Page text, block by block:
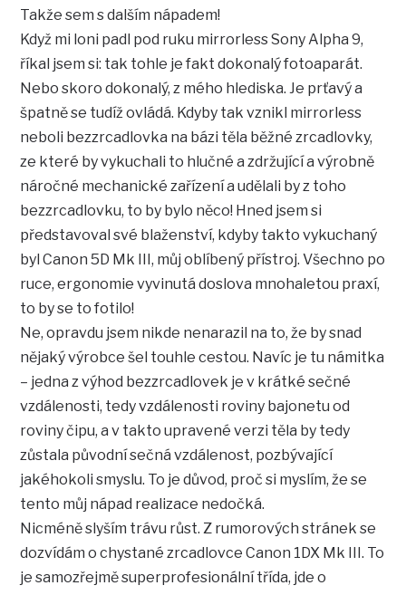
Takže sem s dalším nápadem!
Když mi loni padl pod ruku mirrorless Sony Alpha 9,
říkal jsem si: tak tohle je fakt dokonalý fotoaparát.
Nebo skoro dokonalý, z mého hlediska. Je prťavý a
špatně se tudíž ovládá. Kdyby tak vznikl mirrorless
neboli bezzrcadlovka na bázi těla běžné zrcadlovky,
ze které by vykuchali to hlučné a zdržující a výrobně
náročné mechanické zařízení a udělali by z toho
bezzrcadlovku, to by bylo něco! Hned jsem si
představoval své blaženství, kdyby takto vykuchaný
byl Canon 5D Mk III, můj oblíbený přístroj. Všechno po
ruce, ergonomie vyvinutá doslova mnohaletou praxí,
to by se to fotilo!
Ne, opravdu jsem nikde nenarazil na to, že by snad
nějaký výrobce šel touhle cestou. Navíc je tu námitka
– jedna z výhod bezzrcadlovek je v krátké sečné
vzdálenosti, tedy vzdálenosti roviny bajonetu od
roviny čipu, a v takto upravené verzi těla by tedy
zůstala původní sečná vzdálenost, pozbývající
jakéhokoli smyslu. To je důvod, proč si myslím, že se
tento můj nápad realizace nedočká.
Nicméně slyším trávu růst. Z rumorových stránek se
dozvídám o chystané zrcadlovce Canon 1DX Mk III. To
je samozřejmě superprofesionální třída, jde o